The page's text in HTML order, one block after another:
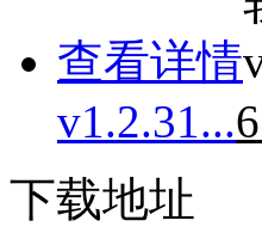
查看详情
v1.2.31...
下载地址